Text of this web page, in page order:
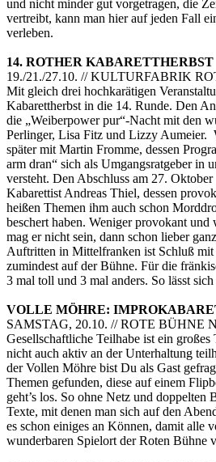
und nicht minder gut vorgetragen, die
vertreibt, kann man hier auf jeden Fall
verleben.
14. ROTHER KABARETTHERBST
19./21./27.10. // KULTURFABRIK
Mit gleich drei hochkarätigen
Kabarettherbst in die 14. Runde. Den
die „Weiberpower pur“-Nacht mit den
Perlinger, Lisa Fitz und Lizzy Aumeier.
später mit Martin Fromme, dessen
arm dran“ sich als Umgangsratgeber in
versteht. Den Abschluss am 27.
Kabarettist Andreas Thiel, dessen
heißen Themen ihm auch schon
beschert haben. Weniger provokant
mag er nicht sein, dann schon lieber
Auftritten in Mittelfranken ist Schluß
zumindest auf der Bühne. Für die
3 mal toll und 3 mal anders. So lässt
VOLLE MÖHRE:
SAMSTAG, 20.10. // ROTE BÜHNE
Gesellschaftliche Teilhabe ist ein großes
nicht auch aktiv an der Unterhaltung
der Vollen Möhre bist Du als Gast
Themen gefunden, diese auf einem
geht’s los. So ohne Netz und doppelten
Texte, mit denen man sich auf den
es schon einiges an Können, damit alle
wunderbaren Spielort der Roten Bühne